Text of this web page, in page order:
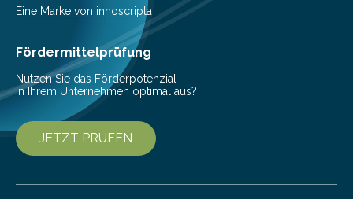
Digitale, wie die Agentur durch die
Dateiverschlüsselung via Dropbox ihre…
Eine Marke von innoscripta
Fördermittelprüfung
Nutzen Sie das Förderpotenzial
in Ihrem Unternehmen optimal aus?
JETZT PRÜFEN